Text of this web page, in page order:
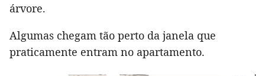
árvore.
Algumas chegam tão perto da janela que
praticamente entram no apartamento.